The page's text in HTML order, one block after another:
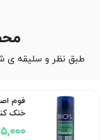
طبق نظر و سلیقه ی
خنک
435,000